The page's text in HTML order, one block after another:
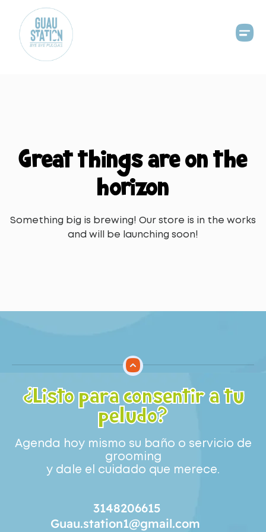
Great things are on the
horizon
Something big is brewing! Our store is in the works
and will be launching soon!
¿Listo para consentir a tu
peludo?
Agenda hoy mismo su baño o servicio de
grooming
y dale el cuidado que merece.
3148206615
Guau.station1@gmail.com